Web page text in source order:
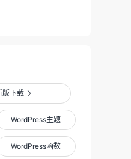
版下载 
WordPress主题
WordPress函数